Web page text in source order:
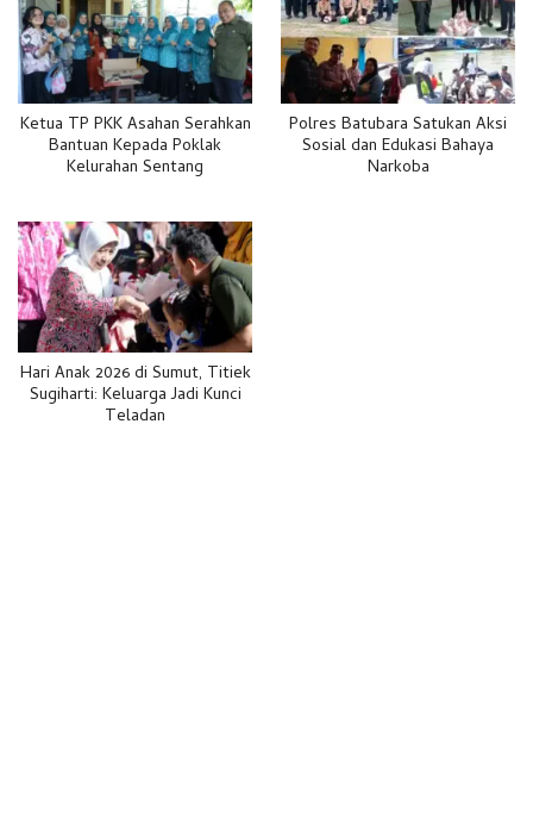
Ketua TP PKK Asahan Serahkan
Bantuan Kepada Poklak
Kelurahan Sentang
Polres Batubara Satukan Aksi
Sosial dan Edukasi Bahaya
Narkoba
Hari Anak 2026 di Sumut, Titiek
Sugiharti: Keluarga Jadi Kunci
Teladan